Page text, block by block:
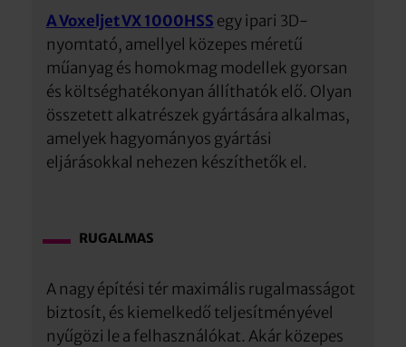
A Voxeljet VX 1000HSS egy ipari 3D-
nyomtató, amellyel közepes méretű
műanyag és homokmag modellek gyorsan
és költséghatékonyan állíthatók elő. Olyan
összetett alkatrészek gyártására alkalmas,
amelyek hagyományos gyártási
eljárásokkal nehezen készíthetők el.
RUGALMAS
A nagy építési tér maximális rugalmasságot
biztosít, és kiemelkedő teljesítményével
nyűgözi le a felhasználókat. Akár közepes